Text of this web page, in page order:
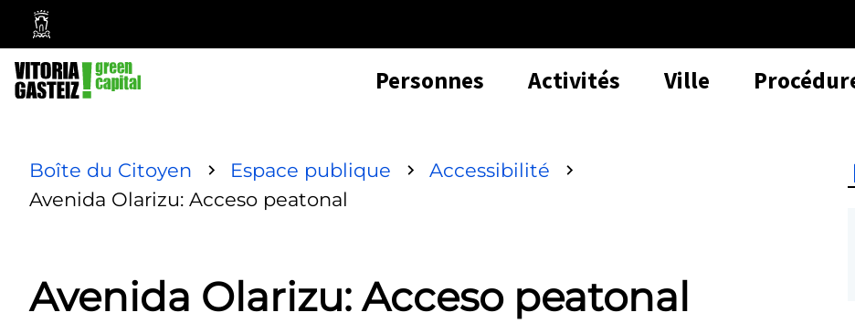
Mairie
de
Vitoria-
Gasteiz
Personnes Activités Ville
Boîte du Citoyen Espace publique
Accessibilité
Avenida Olarizu: Acceso peatonal
Avenida Olarizu: Acceso peatonal